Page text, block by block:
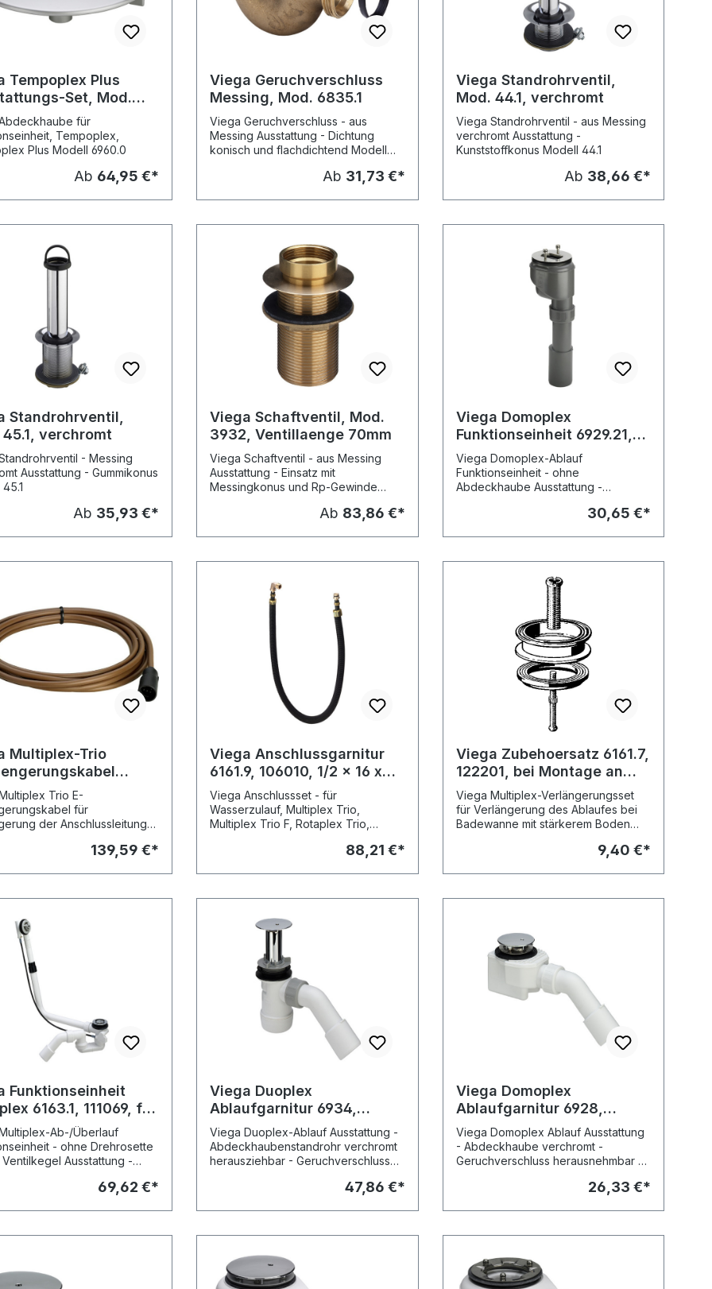
Tempoplex Plus
Set, Mod.
f. Ablaufloch 90mm
für
Tempoplex,
Plus Modell 6960.0
Ab 64,95 €*
Viega Geruchverschluss
Messing, Mod. 6835.1
Viega Geruchverschluss - aus
Messing Ausstattung - Dichtung
konisch und flachdichtend Modell
Ab 31,73 €*
Viega Standrohrventil,
Mod. 44.1, verchromt
Viega Standrohrventil - aus Messing
verchromt Ausstattung -
Kunststoffkonus Modell 44.1
Ab 38,66 €*
Standrohrventil,
45.1, verchromt
- Messing
Ausstattung - Gummikonus
Ab 35,93 €*
Viega Schaftventil, Mod.
3932, Ventillaenge 70mm
Viega Schaftventil - aus Messing
Ausstattung - Einsatz mit
Messingkonus und Rp-Gewinde
Ab 83,86 €*
Viega Domoplex
Funktionseinheit 6929.21,
40/50mm, 279226, Abg.
senkr., Ablaufloch 65mm
Viega Domoplex-Ablauf
Funktionseinheit - ohne
Abdeckhaube Ausstattung -
Modell 6929.21
30,65 €*
Multiplex-Trio
668297, f.
Trio E-
für
der Anschlussleitung
Mischeinheit elektronisch
Mischeinheit elektronisch
139,59 €*
Viega Anschlussgarnitur
6161.9, 106010, 1/2 x 16 x
1500mm
Viega Anschlussset - für
Wasserzulauf, Multiplex Trio,
Multiplex Trio F, Rotaplex Trio,
88,21 €*
Viega Zubehoersatz 6161.7,
122201, bei Montage an
Sonderwannen
Viega Multiplex-Verlängerungsset
für Verlängerung des Ablaufes bei
Badewanne mit stärkerem Boden
9,40 €*
Funktionseinheit
6163.1, 111069, für
725mm
Ab-/Überlauf
- ohne Drehrosette
Ausstattung -
verchromt Hinweis: Siehe
nach DIN EN 274
69,62 €*
Viega Duoplex
Ablaufgarnitur 6934,
327460, Abg. 45°, f.
Ablaufloch 52mm,
verchromt
Viega Duoplex-Ablauf Ausstattung -
Abdeckhaubenstandrohr verchromt
herausziehbar - Geruchverschluss
güteüberwacht nach DIN EN 274
47,86 €*
Viega Domoplex
Ablaufgarnitur 6928,
75x40x50mm, 126582,
Abg. 45°, f. Ablaufloch
52mm, verchr.
Viega Domoplex Ablauf Ausstattung
- Abdeckhaube verchromt -
Geruchverschluss herausnehmbar -
nach DIN EN 274 Modell 692826,33 €*